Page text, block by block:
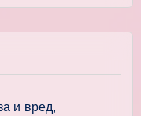
и вред,